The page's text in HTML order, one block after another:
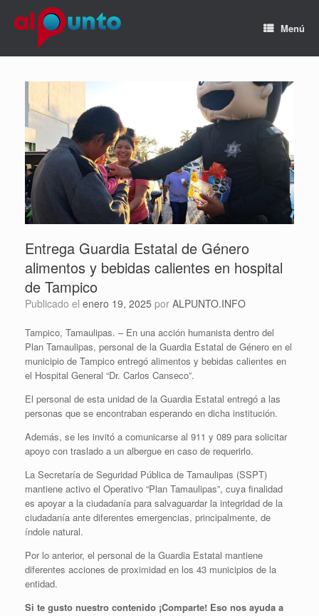
Menú
Entrega Guardia Estatal de Género
alimentos y bebidas calientes en hospital
de Tampico
Publicado el enero 19, 2025 por ALPUNTO.INFO
Tampico, Tamaulipas. – En una acción humanista dentro del
Plan Tamaulipas, personal de la Guardia Estatal de Género en el
municipio de Tampico entregó alimentos y bebidas calientes en
el Hospital General “Dr. Carlos Canseco”.
El personal de esta unidad de la Guardia Estatal entregó a las
personas que se encontraban esperando en dicha institución.
Además, se les invitó a comunicarse al 911 y 089 para solicitar
apoyo con traslado a un albergue en caso de requerirlo.
La Secretaría de Seguridad Pública de Tamaulipas (SSPT)
mantiene activo el Operativo “Plan Tamaulipas”, cuya finalidad
es apoyar a la ciudadanía para salvaguardar la integridad de la
ciudadanía ante diferentes emergencias, principalmente, de
índole natural.
Por lo anterior, el personal de la Guardia Estatal mantiene
diferentes acciones de proximidad en los 43 municipios de la
entidad.
Si te gusto nuestro contenido ¡Comparte! Eso nos ayuda a